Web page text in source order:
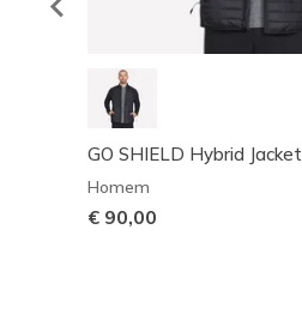
GO SHIELD Hybrid Jacket
Homem
€ 90,00